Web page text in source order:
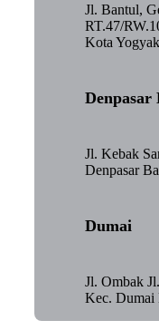
Jl. Bantul,
RT.47/
Kota
Denpasar
Jl. Kebak
Denpasar
Dumai
Jl. Ombak
Kec. Dumai